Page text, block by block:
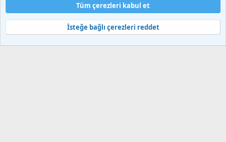
Şartlar ve kurallar
Gizlilik politikası
Yardım
Ana sayfa
S
S
Community platform by XenForo® © 2010-2025 XenForo Ltd.
Tüm çerezleri kabul et
İsteğe bağlı çerezleri reddet